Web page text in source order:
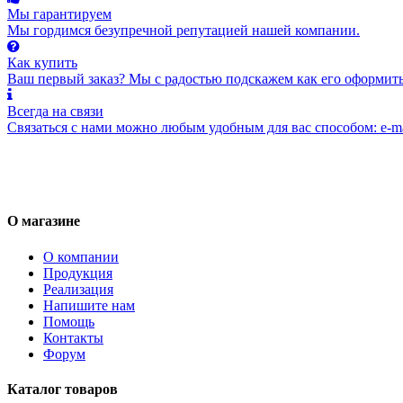
Мы гарантируем
Мы гордимся безупречной репутацией нашей компании.
Как купить
Ваш первый заказ? Мы с радостью подскажем как его
Всегда на связи
Связаться с нами можно любым удобным для вас способом: e-
О магазине
О компании
Продукция
Реализация
Напишите нам
Помощь
Контакты
Форум
Каталог товаров